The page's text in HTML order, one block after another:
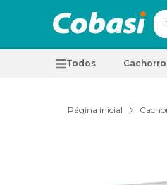
Todos
Página inicial